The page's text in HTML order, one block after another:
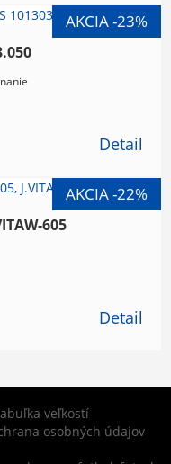
Detail
605
Detail
veľkostí
osobných údajov